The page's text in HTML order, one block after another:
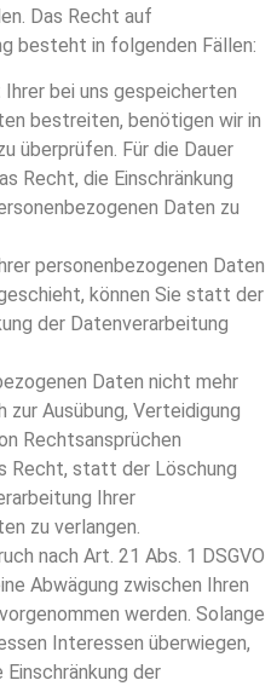
Das Recht auf
besteht in folgenden Fällen:
bei uns gespeicherten
bestreiten, benötigen wir in
überprüfen. Für die Dauer
Recht, die Einschränkung
Daten zu
personenbezogenen Daten
können Sie statt der
der Datenverarbeitung
Daten nicht mehr
zur Ausübung, Verteidigung
Rechtsansprüchen
Recht, statt der Löschung
Ihrer
zu verlangen.
nach Art. 21 Abs. 1 DSGVO
Abwägung zwischen Ihren
werden. Solange
Interessen überwiegen,
Einschränkung der